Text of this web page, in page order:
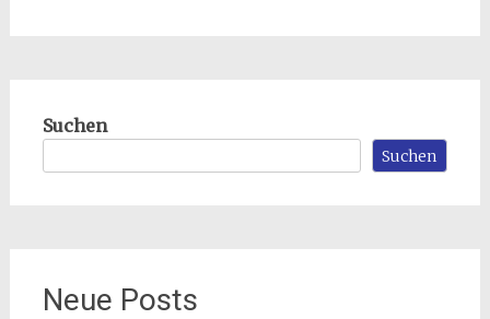
Suchen
Suchen
Neue Posts